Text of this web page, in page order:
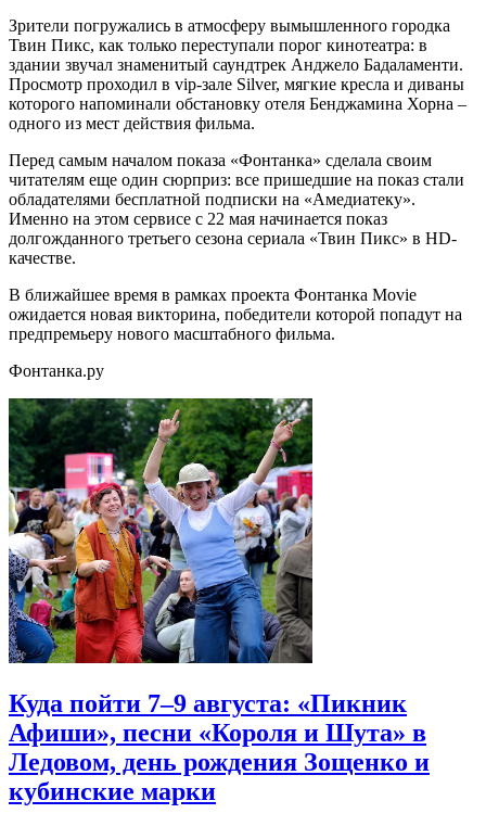
Зрители погружались в атмосферу вымышленного городка
Твин Пикс, как только переступали порог кинотеатра: в
здании звучал знаменитый саундтрек Анджело Бадаламенти.
Просмотр проходил в vip-зале Silver, мягкие кресла и диваны
которого напоминали обстановку отеля Бенджамина Хорна –
одного из мест действия фильма.
Перед самым началом показа «Фонтанка» сделала своим
читателям еще один сюрприз: все пришедшие на показ стали
обладателями бесплатной подписки на «Амедиатеку».
Именно на этом сервисе с 22 мая начинается показ
долгожданного третьего сезона сериала «Твин Пикс» в HD-
качестве.
В ближайшее время в рамках проекта Фонтанка Movie
ожидается новая викторина, победители которой попадут на
предпремьеру нового масштабного фильма.
Фонтанка.ру
Куда пойти 7–9 августа: «Пикник
Афиши», песни «Короля и Шута» в
Ледовом, день рождения Зощенко и
кубинские марки